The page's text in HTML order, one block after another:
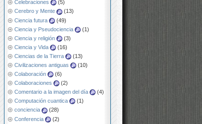
Celebraciones
(5)
Cerebro y Mente
(13)
Ciencia futura
(49)
Ciencia y Pseudociencia
(1)
Ciencia y religión
(3)
Ciencia y Vida
(16)
Ciencias de la Tierra
(13)
Civilizaciones antiguas
(10)
Colaboración
(6)
Colaboraciones
(2)
Comentario a la imagen del día
(4)
Computación cuantica
(1)
conciencia
(28)
Conferencia
(2)